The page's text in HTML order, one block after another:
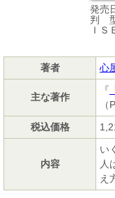
発売
判
ＩＳ
著者 心
主な著作
『
税込価格
内容
い
人
え